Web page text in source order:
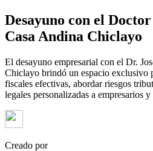
Desayuno con el
Casa Andina Chiclayo
El desayuno empresarial con el Dr.
Chiclayo brindó un espacio exclusivo
fiscales efectivas, abordar riesgos
legales personalizadas a empresarios
Creado por